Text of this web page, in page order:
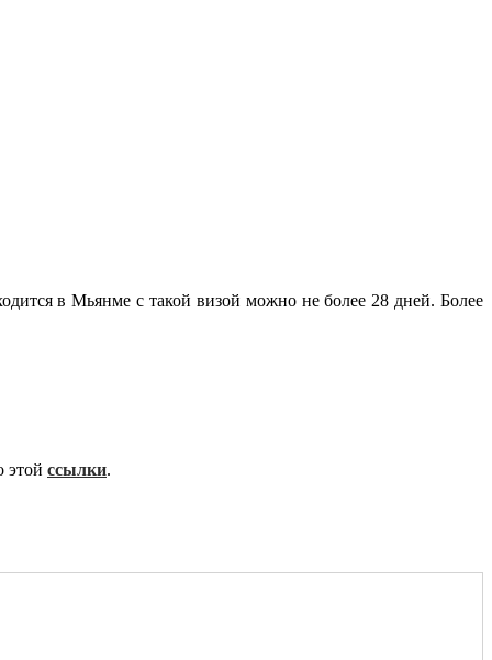
в Мьянме с такой визой можно не более 28 дней. Более
этой ссылки.